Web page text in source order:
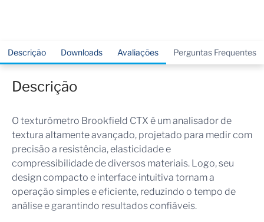
Descrição Downloads Avaliações Perguntas Frequentes
Descrição
O texturômetro Brookfield CTX é um analisador de
textura altamente avançado, projetado para medir com
precisão a resistência, elasticidade e
compressibilidade de diversos materiais. Logo, seu
design compacto e interface intuitiva tornam a
operação simples e eficiente, reduzindo o tempo de
análise e garantindo resultados confiáveis.